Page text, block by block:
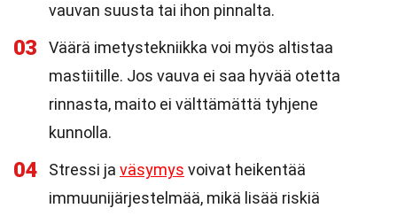
vauvan suusta tai ihon pinnalta.
03
Väärä imetystekniikka voi myös altistaa
mastiitille. Jos vauva ei saa hyvää otetta
rinnasta, maito ei välttämättä tyhjene
kunnolla.
04 Stressi ja väsymys voivat heikentää
immuunijärjestelmää, mikä lisää riskiä